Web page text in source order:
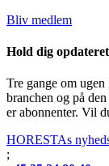
Bliv medlem
Hold dig opdateret
Tre gange om
branchen og på
er abonnenter. Vil
HORESTAs
;